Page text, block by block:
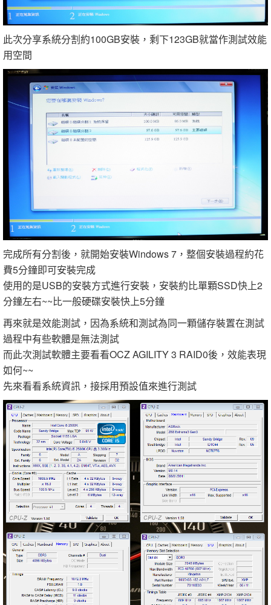
此次分享系統分割約100GB安裝，剩下123GB就當作測試效能
用空間
完成所有分割後，就開始安裝Windows 7，整個安裝過程約花
費5分鐘即可安裝完成
使用的是USB的安裝方式進行安裝，安裝約比單顆SSD快上2
分鐘左右~~比一般硬碟安裝快上5分鐘
再來就是效能測試，因為系統和測試為同一顆儲存裝置在測試
過程中有些軟體是無法測試
而此次測試軟體主要看看OCZ AGILITY 3 RAID0後，效能表現
如何~~
先來看看系統資訊，接採用預設值來進行測試